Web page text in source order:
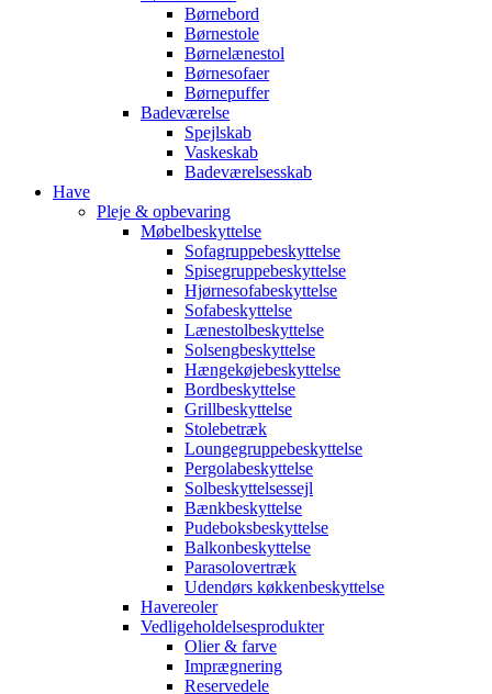
Børnebord
Børnestole
Børnelænestol
Børnesofaer
Børnepuffer
Badeværelse
Spejlskab
Vaskeskab
Badeværelsesskab
Have
Pleje & opbevaring
Møbelbeskyttelse
Sofagruppebeskyttelse
Spisegruppebeskyttelse
Hjørnesofabeskyttelse
Sofabeskyttelse
Lænestolbeskyttelse
Solsengbeskyttelse
Hængekøjebeskyttelse
Bordbeskyttelse
Grillbeskyttelse
Stolebetræk
Loungegruppebeskyttelse
Pergolabeskyttelse
Solbeskyttelsessejl
Bænkbeskyttelse
Pudeboksbeskyttelse
Balkonbeskyttelse
Parasolovertræk
Udendørs køkkenbeskyttelse
Havereoler
Vedligeholdelsesprodukter
Olier & farve
Imprægnering
Reservedele